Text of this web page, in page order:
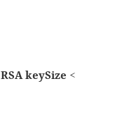
keySize <